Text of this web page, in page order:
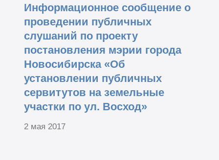
Информационное сообщение о
проведении публичных
слушаний по проекту
постановления мэрии города
Новосибирска «Об
установлении публичных
сервитутов на земельные
участки по ул. Восход»
2 мая 2017